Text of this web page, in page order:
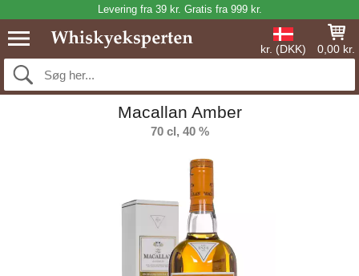
Levering fra 39 kr. Gratis fra 999 kr.
kr. (DKK) 0,00 kr.
Macallan Amber
70 cl, 40 %